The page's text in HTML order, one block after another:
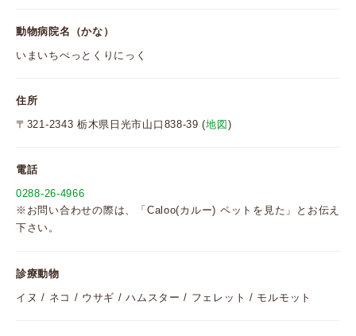
動物病院名（かな）
いまいちぺっとくりにっく
住所
〒321-2343 栃木県日光市山口838-39 (地図 )
電話
0288-26-4966
※お問い合わせの際は、「Caloo(カルー) ペットを見た」とお伝え
下さい。
診療動物
イヌ / ネコ / ウサギ / ハムスター / フェレット / モルモット